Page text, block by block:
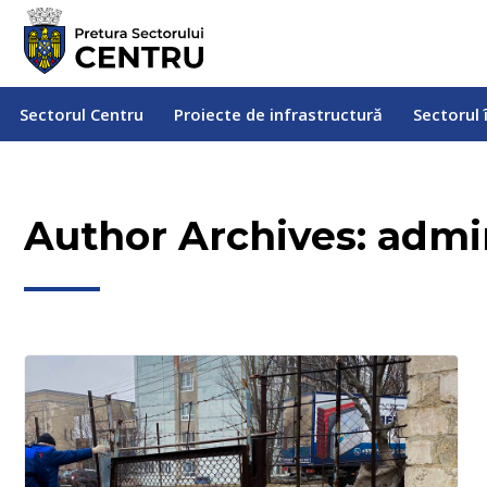
Sectorul Centru Proiecte de infrastructură Sectorul
Author Archives:
Sectorul Centru Proiecte de infrastructură